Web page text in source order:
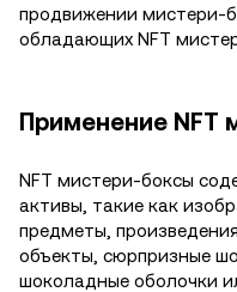
продвижении мистери-
обладающих NFT
Применение NFT
NFT мистери-боксы
активы, такие как
предметы,
объекты, сюрпризные
шоколадные оболочки